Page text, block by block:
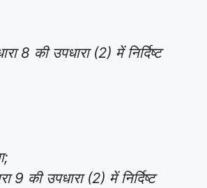
8 की उपधारा (2) में निर्दिष्ट
की उपधारा (2) में निर्दिष्ट